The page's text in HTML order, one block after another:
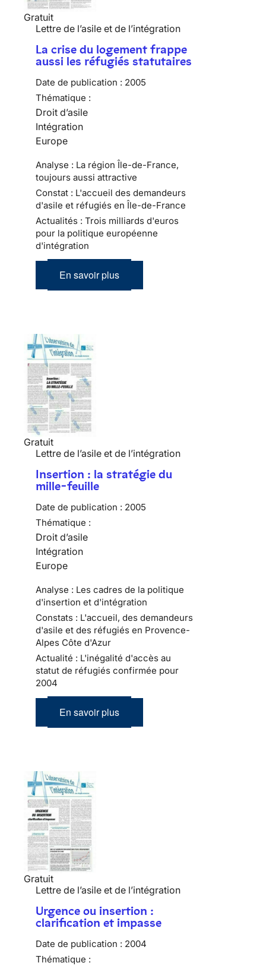
Gratuit
Lettre de l’asile et de l’intégration
La crise du logement frappe
aussi les réfugiés statutaires
Date de publication : 2005
Thématique :
Droit d’asile
Intégration
Europe
Analyse : La région Île-de-France,
toujours aussi attractive
Constat : L'accueil des demandeurs
d'asile et réfugiés en Île-de-France
Actualités : Trois milliards d'euros
pour la politique européenne
d'intégration
En savoir plus
Gratuit
Lettre de l’asile et de l’intégration
Insertion : la stratégie du
mille-feuille
Date de publication : 2005
Thématique :
Droit d’asile
Intégration
Europe
Analyse : Les cadres de la politique
d'insertion et d'intégration
Constats : L'accueil, des demandeurs
d'asile et des réfugiés en Provence-
Alpes Côte d'Azur
Actualité : L'inégalité d'accès au
statut de réfugiés confirmée pour
2004
En savoir plus
Gratuit
Lettre de l’asile et de l’intégration
Urgence ou insertion :
clarification et impasse
Date de publication : 2004
Thématique :